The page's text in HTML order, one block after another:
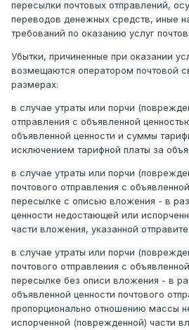
пересылки почтовых отправлений,
переводов денежных средств, иные
требований по оказанию услуг
Убытки, причиненные при оказании
возмещаются оператором почтовой
размерах:
в случае утраты или порчи
отправления с объявленной
объявленной ценности и суммы
исключением тарифной платы за
в случае утраты или порчи
почтового отправления с
пересылке с описью вложения - в
ценности недостающей или
части вложения, указанной
в случае утраты или порчи
почтового отправления с
пересылке без описи вложения - в
объявленной ценности почтового
пропорционально отношению массы
испорченной (поврежденной) части